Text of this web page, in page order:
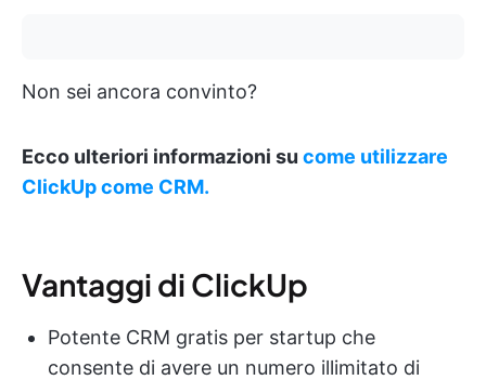
Non sei ancora convinto?
Ecco ulteriori informazioni su come utilizzare
ClickUp come CRM.
Vantaggi di ClickUp
Potente CRM gratis per startup che
consente di avere un numero illimitato di